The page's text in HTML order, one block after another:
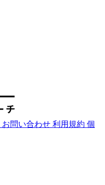
お問い合わせ 利用規約 個